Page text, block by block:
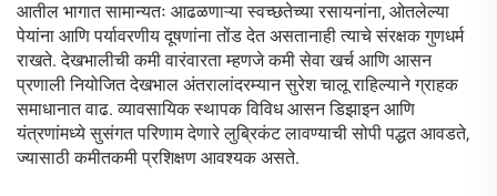
आतील भागात सामान्यतः आढळणाऱ्या स्वच्छतेच्या रसायनांना, ओतलेल्या
पेयांना आणि पर्यावरणीय दूषणांना तोंड देत असतानाही त्याचे संरक्षक गुणधर्म
राखते. देखभालीची कमी वारंवारता म्हणजे कमी सेवा खर्च आणि आसन
प्रणाली नियोजित देखभाल अंतरालांदरम्यान सुरेश चालू राहिल्याने ग्राहक
समाधानात वाढ. व्यावसायिक स्थापक विविध आसन डिझाइन आणि
यंत्रणांमध्ये सुसंगत परिणाम देणारे लुब्रिकंट लावण्याची सोपी पद्धत आवडते,
ज्यासाठी कमीतकमी प्रशिक्षण आवश्यक असते.